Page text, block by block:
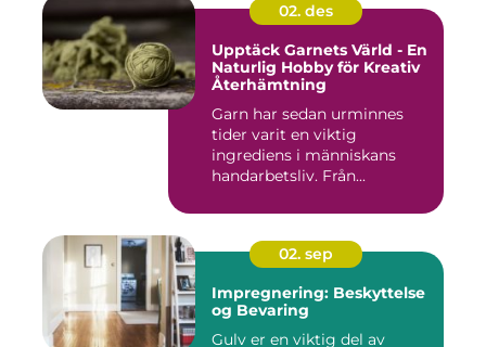
02. des
Upptäck Garnets Värld - En
Naturlig Hobby för Kreativ
Återhämtning
Garn har sedan urminnes
tider varit en viktig
ingrediens i människans
handarbetsliv. Från...
02. sep
Impregnering: Beskyttelse
og Bevaring
Gulv er en viktig del av